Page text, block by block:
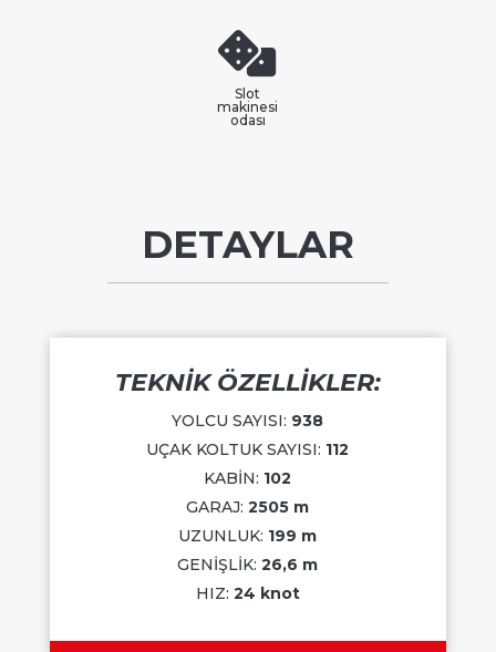
Slot
makinesi
odası
DETAYLAR
TEKNİK ÖZELLİKLER:
YOLCU SAYISI: 938
UÇAK KOLTUK SAYISI: 112
KABİN: 102
GARAJ:2505 m
UZUNLUK: 199 m
GENİŞLİK:26,6 m
HIZ: 24 knot